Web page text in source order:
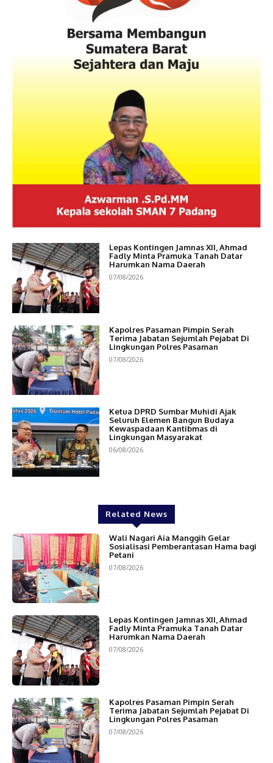
Lepas Kontingen Jamnas XII, Ahmad
Fadly Minta Pramuka Tanah Datar
Harumkan Nama Daerah
07/08/2026
Kapolres Pasaman Pimpin Serah
Terima Jabatan Sejumlah Pejabat Di
Lingkungan Polres Pasaman
07/08/2026
Ketua DPRD Sumbar Muhidi Ajak
Seluruh Elemen Bangun Budaya
Kewaspadaan Kantibmas di
Lingkungan Masyarakat
06/08/2026
Related News
Wali Nagari Aia Manggih Gelar
Sosialisasi Pemberantasan Hama bagi
Petani
07/08/2026
Lepas Kontingen Jamnas XII, Ahmad
Fadly Minta Pramuka Tanah Datar
Harumkan Nama Daerah
07/08/2026
Kapolres Pasaman Pimpin Serah
Terima Jabatan Sejumlah Pejabat Di
Lingkungan Polres Pasaman
07/08/2026